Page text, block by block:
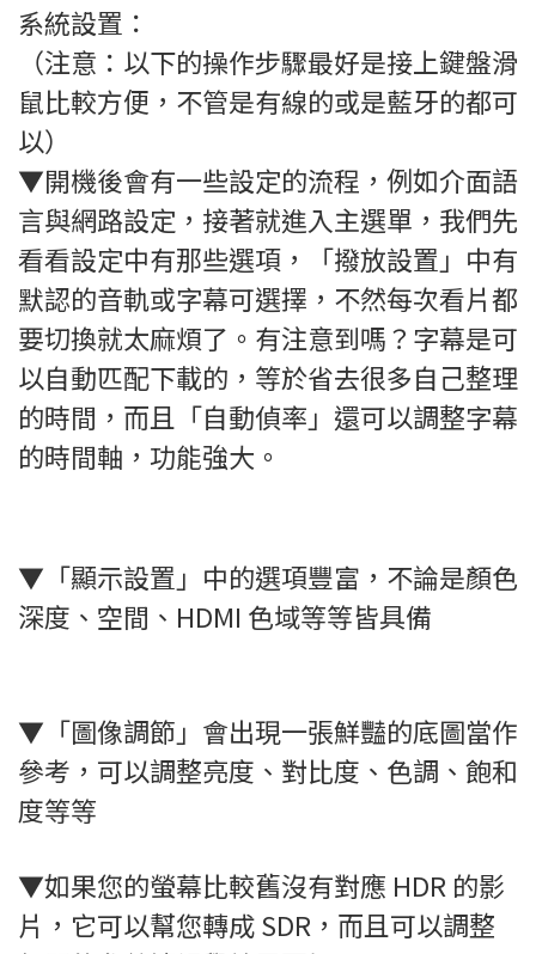
系統設置：
（注意：以下的操作步驟最好是接上鍵盤滑
鼠比較方便，不管是有線的或是藍牙的都可
以）
▼開機後會有一些設定的流程，例如介面語
言與網路設定，接著就進入主選單，我們先
看看設定中有那些選項，「撥放設置」中有
默認的音軌或字幕可選擇，不然每次看片都
要切換就太麻煩了。有注意到嗎？字幕是可
以自動匹配下載的，等於省去很多自己整理
的時間，而且「自動偵率」還可以調整字幕
的時間軸，功能強大。
▼「顯示設置」中的選項豐富，不論是顏色
深度、空間、HDMI 色域等等皆具備
▼「圖像調節」會出現一張鮮豔的底圖當作
參考，可以調整亮度、對比度、色調、飽和
度等等
▼如果您的螢幕比較舊沒有對應 HDR 的影
片，它可以幫您轉成 SDR，而且可以調整